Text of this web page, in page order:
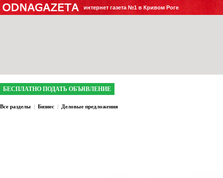
интернет газета №1 в Кривом Роге
БЕСПЛАТНО ПОДАТЬ ОБЪЯВЛЕНИЕ
Все разделы | Бизнес | Деловые предложения